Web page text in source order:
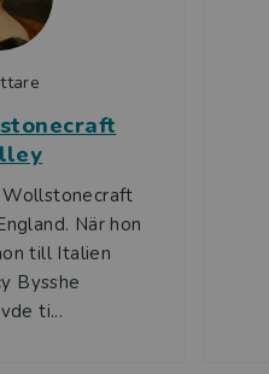
När hon
till Italien
Bysshe
ti...